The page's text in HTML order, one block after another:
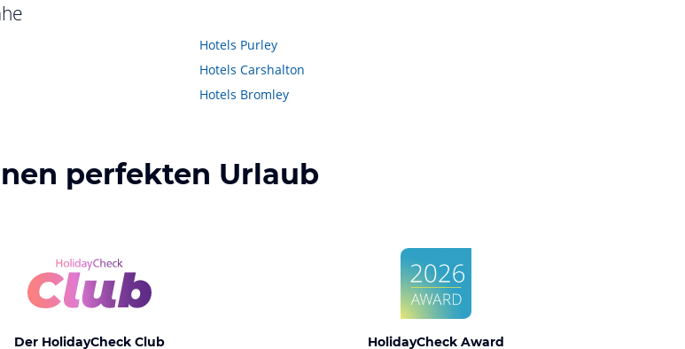
Hotels Purley
Hotels Carshalton
Hotels Bromley
perfekten Urlaub
Der HolidayCheck Club HolidayCheck Award